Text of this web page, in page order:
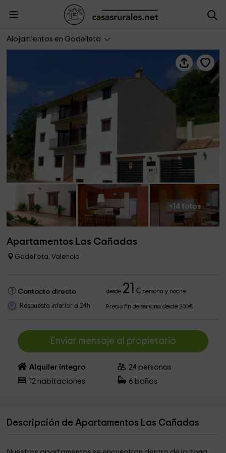
Alojamientos en Godelleta
Apartamentos Las Cañadas
+14 fotos
Apartamentos Las Cañadas
Godelleta, Valencia
Contacto directo desde 21 €persona y noche
Respuesta inferior a 24h Precio fin de semana desde 200€
Enviar mensaje al propietario
Alquiler íntegro 24 personas
12 habitaciones 6 baños
Descripción de Apartamentos Las Cañadas